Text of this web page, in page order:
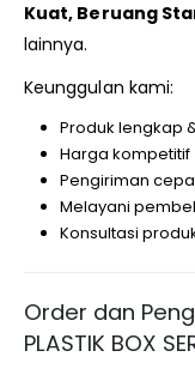
Kuat, Beruang
lainnya.
Keunggulan kami:
Produk lengkap
Harga kompetitif
Pengiriman
Melayani
Konsultasi
Order dan
PLASTIK BOX